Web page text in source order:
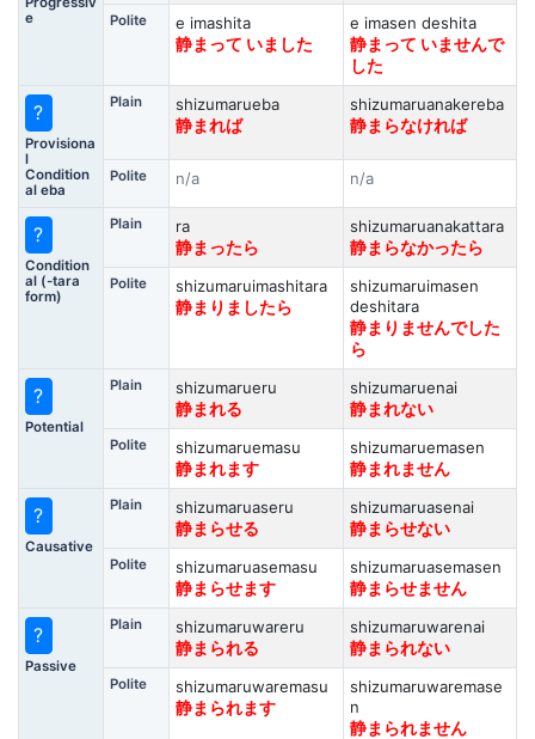
e
Polite
e imashita
静まって いました
e imasen deshita
静まって いませんで
した
?
Provisiona
l
Condition
al eba
Plain
shizumarueba
静まれば
shizumaruanakereba
静まらなければ
Polite n/a n/a
?
Condition
al (-tara
form)
Plain
ra
静まったら
shizumaruanakattara
静まらなかったら
Polite
shizumaruimashitara
静まりましたら
shizumaruimasen
deshitara
静まりませんでした
ら
?
Potential
Plain
shizumarueru
静まれる
shizumaruenai
静まれない
Polite
shizumaruemasu
静まれます
shizumaruemasen
静まれません
?
Causative
Plain
shizumaruaseru
静まらせる
shizumaruasenai
静まらせない
Polite
shizumaruasemasu
静まらせます
shizumaruasemasen
静まらせません
?
Passive
Plain
shizumaruwareru
静まられる
shizumaruwarenai
静まられない
Polite
shizumaruwaremasu
静まられます
shizumaruwaremase
n
静まられません